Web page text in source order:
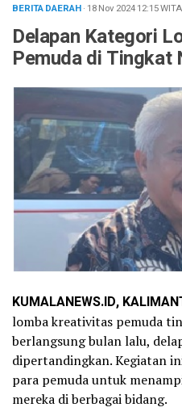
BERITA DAERAH· 18 Nov 202412:15WITA
Delapan Kategori
Pemuda di Tingkat
KUMALANEWS.ID,
lomba kreativitas pemuda
berlangsung bulan lalu,
dipertandingkan. Kegiatan
para pemuda untuk
mereka di berbagai bidang.